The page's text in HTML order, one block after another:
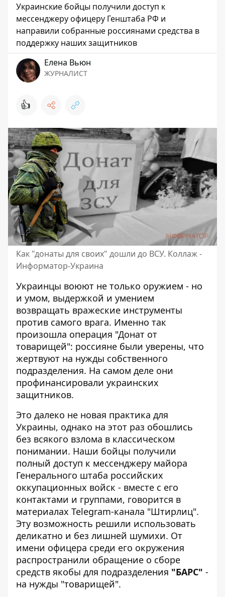
Украинские бойцы получили доступ к
мессенджеру офицеру Генштаба РФ и
направили собранные россиянами средства в
поддержку наших защитников
Елена Вьюн
ЖУРНАЛИСТ
👍
Как "донаты для своих" дошли до ВСУ. Коллаж -
Информатор-Украина
Украинцы воюют не только оружием - но
и умом, выдержкой и умением
возвращать вражеские инструменты
против самого врага. Именно так
произошла операция "Донат от
товарищей": россияне были уверены, что
жертвуют на нужды собственного
подразделения. На самом деле они
профинансировали украинских
защитников.
Это далеко не новая практика для
Украины, однако на этот раз обошлись
без всякого взлома в классическом
понимании. Наши бойцы получили
полный доступ к мессенджеру майора
Генерального штаба российских
оккупационных войск - вместе с его
контактами и группами, говорится в
материалах Telegram-канала "Штирлиц".
Эту возможность решили использовать
деликатно и без лишней шумихи. От
имени офицера среди его окружения
распространили обращение о сборе
средств якобы для подразделения "БАРС" -
на нужды "товарищей".